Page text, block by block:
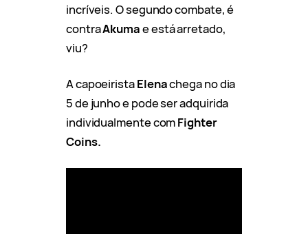
incríveis. O segundo combate, é
contraAkumae está arretado,
viu?
A capoeiristaElenachega no dia
5 de junho e pode ser adquirida
individualmente comFighter
Coins.